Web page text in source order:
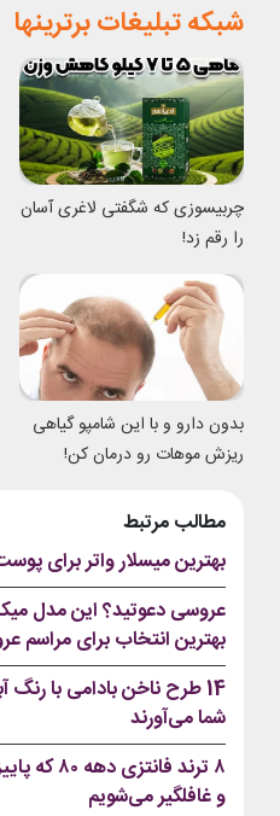
شبکه تبلیغات برترینها
چربیسوزی که شگفتی لاغری آسان
را رقم زد!
بدون دارو و با این شامپو گیاهی
ریزش موهات رو درمان کن!
مطالب مرتبط
بهترین میسلار واتر برای
عروسی دعوتید؟ این مدل
بهترین انتخاب برای مراسم
14 طرح ناخن بادامی با
شما می‌آورند
۸ ترند
و غافلگیر می‌شویم